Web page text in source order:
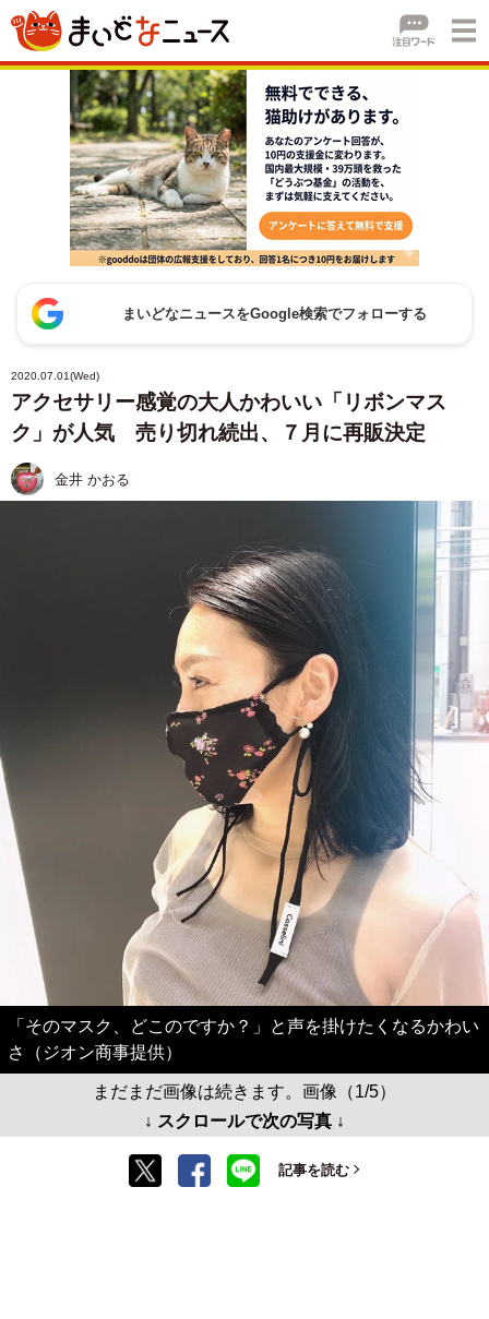
まいどなニュースをGoogle検索でフォローする
2020.07.01(Wed)
アクセサリー感覚の大人かわいい「リボンマス
ク」が人気 売り切れ続出、７月に再販決定
金井 かおる
「そのマスク、どこのですか？」と声を掛けたくなるかわい
さ（ジオン商事提供）
まだまだ画像は続きます。画像（1/5）
↓ スクロールで次の写真 ↓
記事を読む